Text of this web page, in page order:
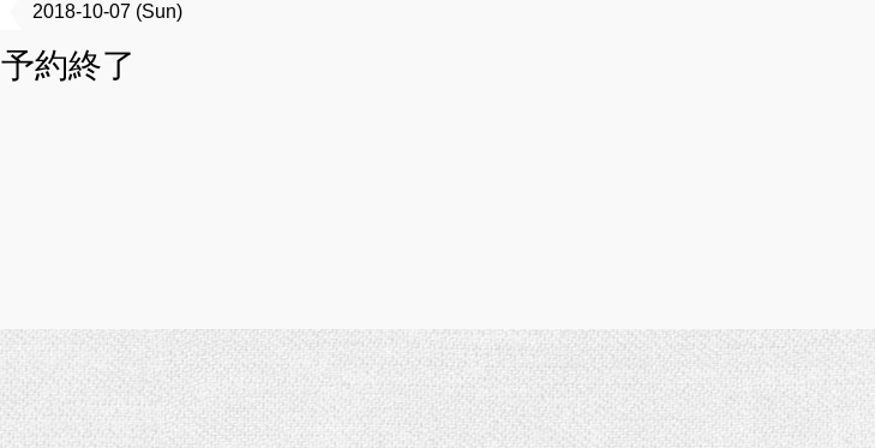
2018-10-07 (Sun)
予約終了